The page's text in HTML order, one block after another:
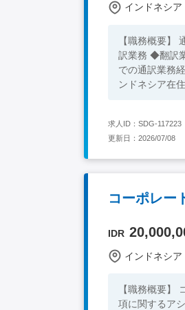
インドネシア
【職務概要】
訳業務 ◆翻訳業務 ◆
での通訳業務
ンドネシア在
求人ID：SDG-117223
更新日：2026/07/08
コーポレー
IDR
インドネシア
【職務概要】
項に関するア